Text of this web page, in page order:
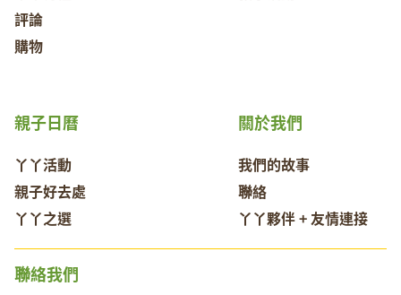
評論
購物
關於我們
我們的故事
聯絡
丫丫夥伴 + 友情連接
親子日曆
丫丫活動
親子好去處
丫丫之選
聯絡我們